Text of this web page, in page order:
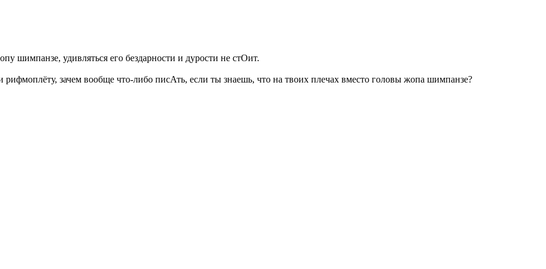
шимпанзе, удивляться его бездарности и дурости не стОит.
зачем вообще что-либо писАть, если ты знаешь, что на твоих плечах вместо головы жопа шимпанзе?